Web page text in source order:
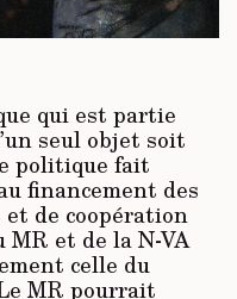
qui est partie
seul objet soit
politique fait
financement des
et de coopération
MR et de la N-VA
celle du
MR pourrait